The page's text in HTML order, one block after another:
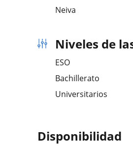
Neiva
Niveles de
ESO
Bachillerato
Universitarios
Disponibilidad